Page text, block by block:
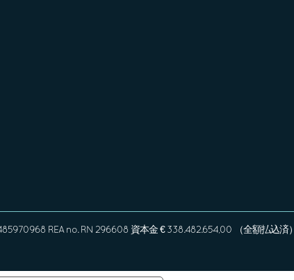
REA no. RN 296608 資本金 € 338.482.654,00 （全額払込済）